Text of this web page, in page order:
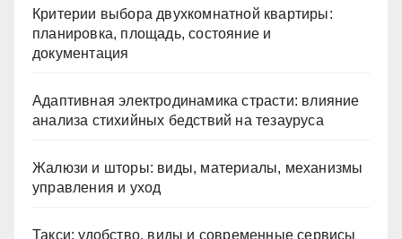
Критерии выбора двухкомнатной квартиры:
планировка, площадь, состояние и
документация
Адаптивная электродинамика страсти: влияние
анализа стихийных бедствий на тезауруса
Жалюзи и шторы: виды, материалы, механизмы
управления и уход
Такси: удобство, виды и современные сервисы